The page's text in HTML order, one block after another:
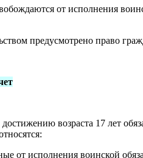
от исполнения
предусмотрено право
возраста 17 лет
от исполнения воинской